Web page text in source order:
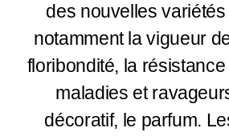
des nouvelles
notamment la vigueur
floribondité, la
maladies et
décoratif, le parfum.